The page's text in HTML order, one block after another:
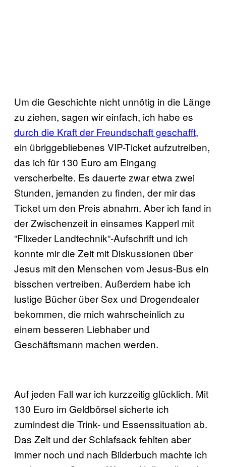
Um die Geschichte nicht unnötig in die Länge
zu ziehen, sagen wir einfach, ich habe es
durch die Kraft der Freundschaft geschafft,
ein übriggebliebenes VIP-Ticket aufzutreiben,
das ich für 130 Euro am Eingang
verscherbelte. Es dauerte zwar etwa zwei
Stunden, jemanden zu finden, der mir das
Ticket um den Preis abnahm. Aber ich fand in
der Zwischenzeit in einsames Kapperl mit
“Flixeder Landtechnik“-Aufschrift und ich
konnte mir die Zeit mit Diskussionen über
Jesus mit den Menschen vom Jesus-Bus ein
bisschen vertreiben. Außerdem habe ich
lustige Bücher über Sex und Drogendealer
bekommen, die mich wahrscheinlich zu
einem besseren Liebhaber und
Geschäftsmann machen werden.
Auf jeden Fall war ich kurzzeitig glücklich. Mit
130 Euro im Geldbörsel sicherte ich
zumindest die Trink- und Essenssituation ab.
Das Zelt und der Schlafsack fehlten aber
immer noch und nach Bilderbuch machte ich